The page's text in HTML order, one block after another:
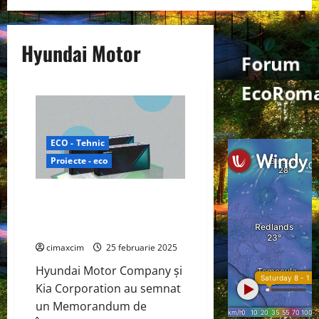
Hyundai Motor
ECO - Tehnic
Proiecte - eco
cimaxcim 25 februarie 2025
Hyundai Motor Company și
Kia Corporation au semnat
un Memorandum de
Forum